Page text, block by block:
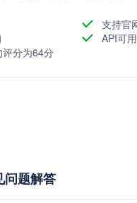
增强地图应用的天气信息展
支持官
API可
分为64分
题解答